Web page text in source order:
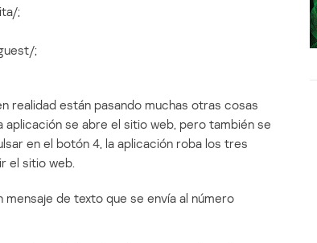
;
;
realidad están pasando muchas otras cosas
se abre el sitio web, pero también se
en el botón 4, la aplicación roba los tres
el sitio web.
de texto que se envía al número